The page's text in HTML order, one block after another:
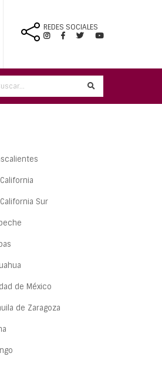
REDES SOCIALES
Sur
de México
de Zaragoza